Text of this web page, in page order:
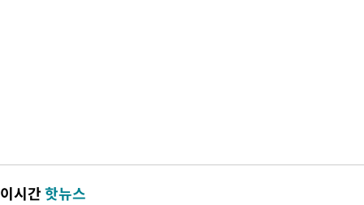
이시간핫뉴스